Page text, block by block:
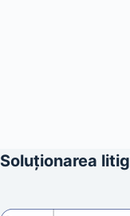
Soluționarea